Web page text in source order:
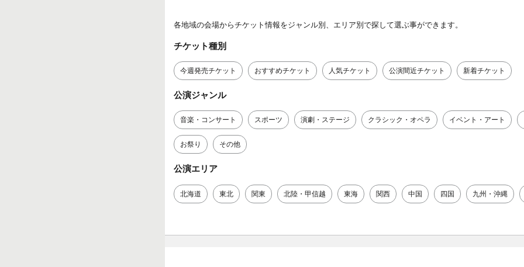
各地域の会場からチケット情報をジャンル別、エリア別で探して選ぶ事ができます。
チケット種別
今週発売チケット おすすめチケット 人気チケット 公演間近チケット 新着チケット
公演ジャンル
音楽・コンサート スポーツ 演劇・ステージ クラシック・オペラ イベント・アート
お祭り その他
公演エリア
北海道 東北 関東 北陸・甲信越 東海 関西 中国 四国 九州・沖縄